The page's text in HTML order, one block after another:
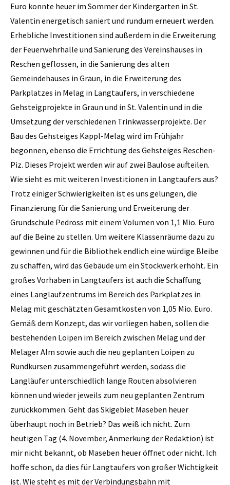
Euro konnte heuer im Sommer der Kindergarten in St.
Valentin energetisch saniert und rundum erneuert werden.
Erhebliche Investitionen sind außerdem in die Erweiterung
der Feuerwehrhalle und Sanierung des Vereinshauses in
Reschen geflossen, in die Sanierung des alten
Gemeindehauses in Graun, in die Erweiterung des
Parkplatzes in Melag in Langtaufers, in verschiedene
Gehsteigprojekte in Graun und in St. Valentin und in die
Umsetzung der verschiedenen Trinkwasserprojekte. Der
Bau des Gehsteiges Kappl-Melag wird im Frühjahr
begonnen, ebenso die Errichtung des Gehsteiges Reschen-
Piz. Dieses Projekt werden wir auf zwei Baulose aufteilen.
Wie sieht es mit weiteren ­Investitionen in Langtaufers aus?
Trotz einiger Schwierigkeiten ist es uns gelungen, die
Finanzierung für die Sanierung und Erweiterung der
Grundschule Pedross mit einem Volumen von 1,1 Mio. Euro
auf die Beine zu stellen. Um weitere Klassenräume dazu zu
gewinnen und für die Bibliothek endlich eine würdige Bleibe
zu schaffen, wird das Gebäude um ein Stockwerk erhöht. Ein
großes Vorhaben in Langtaufers ist auch die Schaffung
eines Langlaufzentrums im Bereich des Parkplatzes in
Melag mit geschätzten Gesamtkosten von 1,05 Mio. Euro.
Gemäß dem Konzept, das wir vorliegen haben, sollen die
bestehenden Loipen im Bereich zwischen Melag und der
Melager Alm sowie auch die neu geplanten Loipen zu
Rundkursen zusammengeführt werden, sodass die
Langläufer unterschiedlich lange Routen absolvieren
können und wieder jeweils zum neu geplanten Zentrum
zurückkommen. Geht das Skigebiet Maseben heuer
überhaupt noch in Betrieb? Das weiß ich nicht. Zum
heutigen Tag (4. November, Anmerkung der Redaktion) ist
mir nicht bekannt, ob Maseben heuer öffnet oder nicht. Ich
hoffe schon, da dies für Langtaufers von großer Wichtigkeit
ist. Wie steht es mit der Verbindungsbahn mit